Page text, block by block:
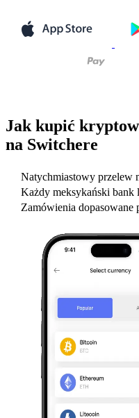
Jak kupić
na Switchere
Natychmiastowy przelew
Każdy meksykański bank
Zamówienia dopasowane